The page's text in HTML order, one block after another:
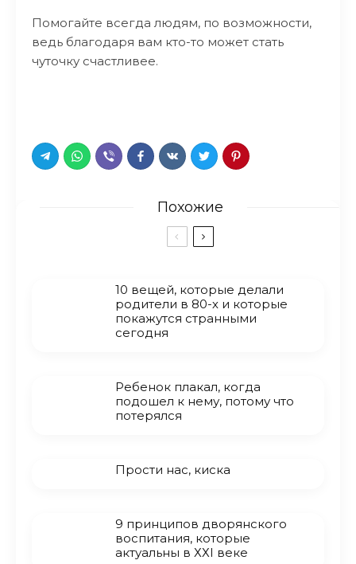
Помогайте всегда людям, по возможности,
ведь благодаря вам кто-то может стать
чуточку счастливее.
Похожие
10 вещей, которые делали
родители в 80-х и которые
покажутся странными
сегодня
Ребенок плакал, когда
подошел к нему, потому что
потерялся
Прости нас, киска
9 принципов дворянского
воспитания, которые
актуальны в ХХI веке